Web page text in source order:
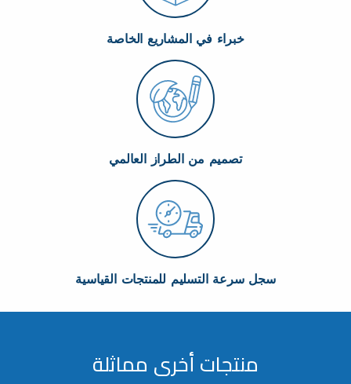
خبراء في المشاريع الخاصة
تصميم من الطراز العالمي
سجل سرعة التسليم للمنتجات القياسية
منتجات أخرى مماثلة